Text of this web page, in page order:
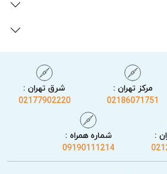
مرکز تهران :
02186071751
شرق تهران :
02177902220
:
شماره همراه :
09190111214